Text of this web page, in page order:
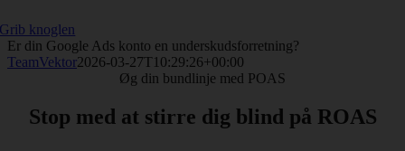
Grib knoglen
Er din Google Ads konto en underskudsforretning?
TeamVektor2026-03-27T10:29:26+00:00
Øg din bundlinje med POAS
Stop med at stirre dig blind på ROAS